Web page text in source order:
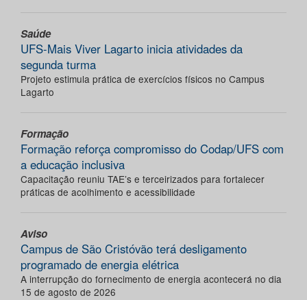
Saúde
UFS-Mais Viver Lagarto inicia atividades da
segunda turma
Projeto estimula prática de exercícios físicos no Campus
Lagarto
Formação
Formação reforça compromisso do Codap/UFS com
a educação inclusiva
Capacitação reuniu TAE’s e terceirizados para fortalecer
práticas de acolhimento e acessibilidade
Aviso
Campus de São Cristóvão terá desligamento
programado de energia elétrica
A interrupção do fornecimento de energia acontecerá no dia
15 de agosto de 2026